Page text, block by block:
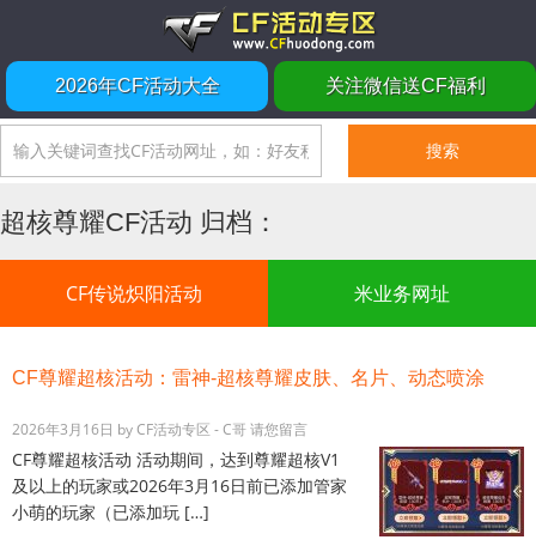
2026年CF活动大全 关注微信送CF福利
超核尊耀CF活动 归档：
CF传说炽阳活动 米业务网址
CF尊耀超核活动：雷神-超核尊耀皮肤、名片、动态喷涂
2026年3月16日 byCF活动专区 - C哥请您留言
CF尊耀超核活动 活动期间，达到尊耀超核V1
及以上的玩家或2026年3月16日前已添加管家
小萌的玩家（已添加玩 […]